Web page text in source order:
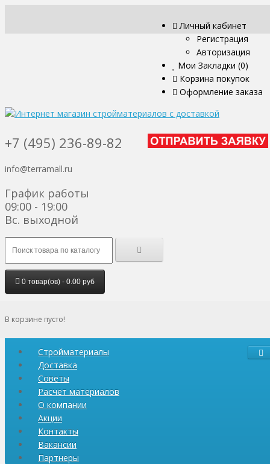
Личный кабинет
Регистрация
Авторизация
Мои Закладки (0)
Корзина покупок
Оформление заказа
+7 (495) 236-89-82
info@terramall.ru
График работы
09:00 - 19:00
Вс. выходной
0 товар(ов) - 0.00 руб
В корзине пусто!
Стройматериалы
Доставка
Советы
Расчет материалов
О компании
Акции
Контакты
Вакансии
Партнеры